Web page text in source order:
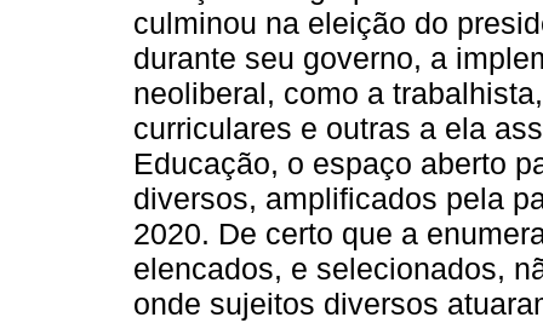
culminou na eleição do
durante seu governo, a
neoliberal, como a
curriculares e outras a ela
Educação, o espaço aberto
diversos, amplificados pela
2020. De certo que a
elencados, e selecionados,
onde sujeitos diversos